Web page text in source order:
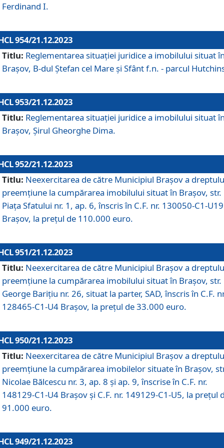
Ferdinand I.
954/21.12.2023
Titlu: Reglementarea situației juridice a imobilului situat
Brașov, B-dul Ștefan cel Mare și Sfânt f.n. - parcul
953/21.12.2023
Titlu: Reglementarea situației juridice a imobilului situat
Brașov, Șirul Gheorghe Dima.
952/21.12.2023
Titlu: Neexercitarea de către Municipiul Brașov a
preemțiune la cumpărarea imobilului situat în Brașov, str.
Piața Sfatului nr. 1, ap. 6, înscris în C.F. nr. 130050-C1-U19
Brașov, la prețul de 110.000 euro.
951/21.12.2023
Titlu: Neexercitarea de către Municipiul Brașov a
preemțiune la cumpărarea imobilului situat în Brașov, str.
George Barițiu nr. 26, situat la parter, SAD, înscris în C.F.
128465-C1-U4 Brașov, la prețul de 33.000 euro.
950/21.12.2023
Titlu: Neexercitarea de către Municipiul Brașov a
preemțiune la cumpărarea imobilelor situate în Brașov,
Nicolae Bălcescu nr. 3, ap. 8 și ap. 9, înscrise în C.F. nr.
148129-C1-U4 Brașov și C.F. nr. 149129-C1-U5, la prețul
91.000 euro.
949/21.12.2023